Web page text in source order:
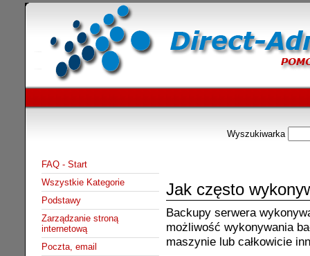
Wyszukiwarka
FAQ - Start
Wszystkie Kategorie
Podstawy
Zarządzanie stroną
internetową
Poczta, email
Jak często
Backupy serwera
możliwość wykonywania
maszynie lub całkowicie